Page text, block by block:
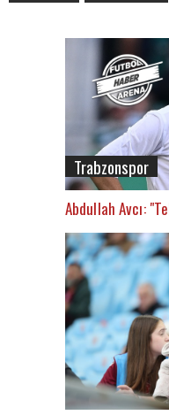
Trabzonspor
Abdullah Avcı: